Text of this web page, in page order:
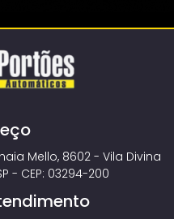
Mello, 8602 - Vila Divina
- CEP: 03294-200